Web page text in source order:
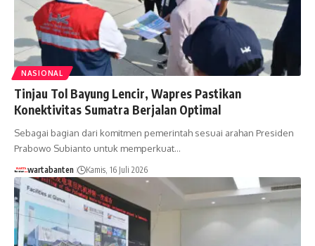
NASIONAL
Tinjau Tol Bayung Lencir, Wapres Pastikan
Konektivitas Sumatra Berjalan Optimal
Sebagai bagian dari komitmen pemerintah sesuai arahan Presiden
Prabowo Subianto untuk memperkuat…
wartabanten Kamis, 16 Juli 2026